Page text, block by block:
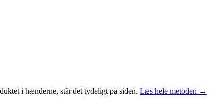
i hænderne, står det tydeligt på siden. Læs hele metoden →